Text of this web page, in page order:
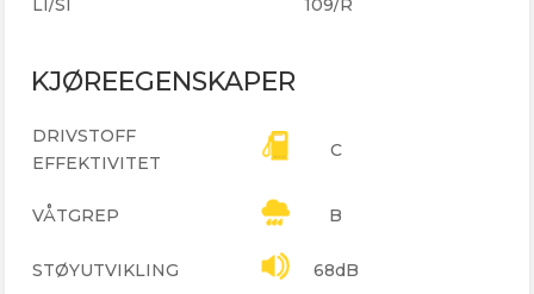
LI/SI
109/R
KJØREEGENSKAPER
DRIVSTOFF
EFFEKTIVITET
C
VÅTGREP B
STØYUTVIKLING 68dB